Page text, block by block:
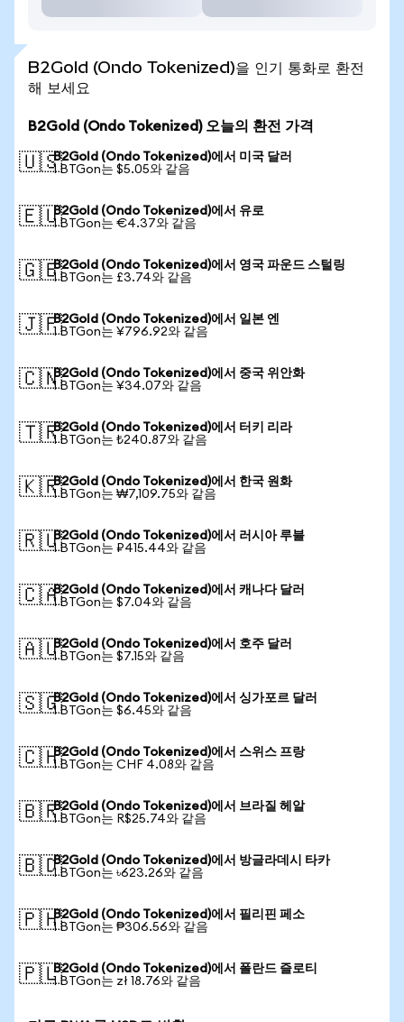
B2Gold (Ondo Tokenized)을 인기 통화로 환전
해 보세요
B2Gold (Ondo Tokenized) 오늘의 환전 가격
🇺🇸B2Gold (Ondo Tokenized)에서 미국 달러
1 BTGon는 $5.05와 같음
🇪🇺B2Gold (Ondo Tokenized)에서 유로
1 BTGon는 €4.37와 같음
🇬🇧B2Gold (Ondo Tokenized)에서 영국 파운드 스털링
1 BTGon는 £3.74와 같음
🇯🇵B2Gold (Ondo Tokenized)에서 일본 엔
1 BTGon는 ¥796.92와 같음
🇨🇳B2Gold (Ondo Tokenized)에서 중국 위안화
1 BTGon는 ¥34.07와 같음
🇹🇷B2Gold (Ondo Tokenized)에서 터키 리라
1 BTGon는 ₺240.87와 같음
🇰🇷B2Gold (Ondo Tokenized)에서 한국 원화
1 BTGon는 ₩7,109.75와 같음
🇷🇺B2Gold (Ondo Tokenized)에서 러시아 루블
1 BTGon는 ₽415.44와 같음
🇨🇦B2Gold (Ondo Tokenized)에서 캐나다 달러
1 BTGon는 $7.04와 같음
🇦🇺B2Gold (Ondo Tokenized)에서 호주 달러
1 BTGon는 $7.15와 같음
🇸🇬B2Gold (Ondo Tokenized)에서 싱가포르 달러
1 BTGon는 $6.45와 같음
🇨🇭B2Gold (Ondo Tokenized)에서 스위스 프랑
1 BTGon는 CHF 4.08와 같음
🇧🇷B2Gold (Ondo Tokenized)에서 브라질 헤알
1 BTGon는 R$25.74와 같음
🇧🇩B2Gold (Ondo Tokenized)에서 방글라데시 타카
1 BTGon는 ৳623.26와 같음
🇵🇭B2Gold (Ondo Tokenized)에서 필리핀 페소
1 BTGon는 ₱306.56와 같음
🇵🇱B2Gold (Ondo Tokenized)에서 폴란드 즐로티
1 BTGon는 zł 18.76와 같음